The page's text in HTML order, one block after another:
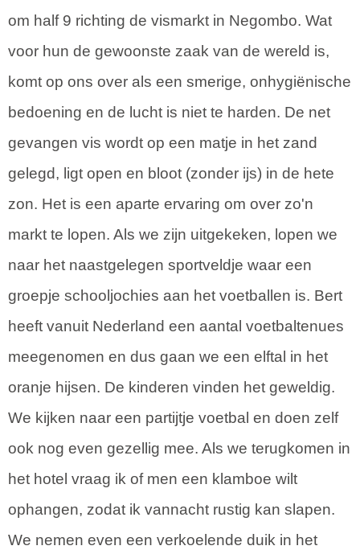
om half 9 richting de vismarkt in Negombo. Wat
voor hun de gewoonste zaak van de wereld is,
komt op ons over als een smerige, onhygiënische
bedoening en de lucht is niet te harden. De net
gevangen vis wordt op een matje in het zand
gelegd, ligt open en bloot (zonder ijs) in de hete
zon. Het is een aparte ervaring om over zo'n
markt te lopen. Als we zijn uitgekeken, lopen we
naar het naastgelegen sportveldje waar een
groepje schooljochies aan het voetballen is. Bert
heeft vanuit Nederland een aantal voetbaltenues
meegenomen en dus gaan we een elftal in het
oranje hijsen. De kinderen vinden het geweldig.
We kijken naar een partijtje voetbal en doen zelf
ook nog even gezellig mee. Als we terugkomen in
het hotel vraag ik of men een klamboe wilt
ophangen, zodat ik vannacht rustig kan slapen.
We nemen even een verkoelende duik in het